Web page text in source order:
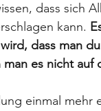
dass sich
kann.
dass man
es nicht auf
einmal mehr